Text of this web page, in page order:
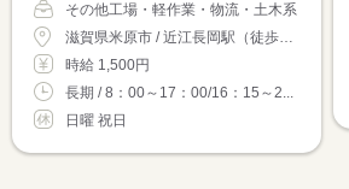
その他工場・軽作業・物流・土木系
滋賀県米原市 / 近江長岡駅（徒歩1分）
時給 1,500円
長期 / 8：00～17：00/16：15～2...
日曜 祝日